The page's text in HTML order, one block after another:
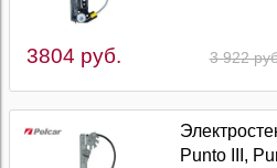
3 922
3804 руб.
Punto III,